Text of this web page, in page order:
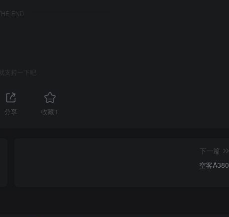
END
支持一下吧
分享 收藏 1
下一篇
空客A380